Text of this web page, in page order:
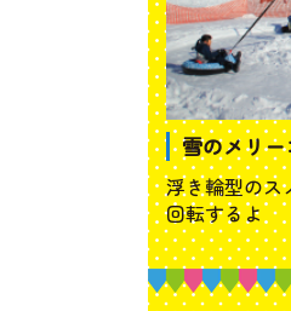
雪のメリ
浮き輪型の
回転するよ